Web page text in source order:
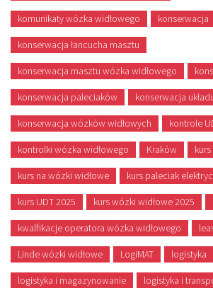
komunikaty wózka widłowego konserwacja
konserwacja łancucha masztu
konserwacja masztu wózka widłowego
konserwacja paleciaków konserwacja
konserwacja wózków widłowych kontrole
kontrolki wózka widłowego Kraków
kurs na wózki widłowe kurs paleciak
kurs UDT 2025 kurs wózki widłowe 2025
kwalfikacje operatora wózka widłowego
Linde wózki widłowe LogiMAT logistyka
logistyka i magazynowanie logistyka i